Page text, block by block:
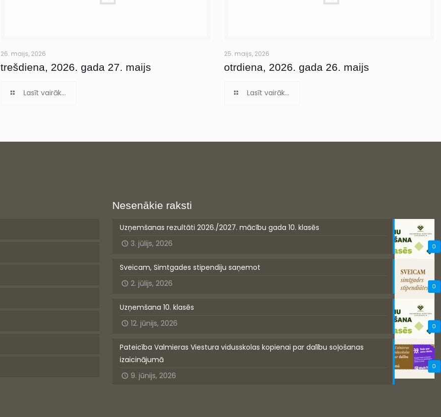
26. maijs, 2026
trešdiena, 2026. gada 27. maijs
Lasīt vairāk...
25. maijs, 2026
otrdiena, 2026. gada 26. maijs
Lasīt vairāk...
Nesenākie raksti
0
Uzņemšanas rezultāti 2026./2027. mācību gada 10. klasēs
3. jūlijs, 2026
0
Sveicam, Simtgades stipendiju saņemot
2. jūlijs, 2026
0
Uzņemšana 10. klasēs
12. jūnijs, 2026
0
Pateicība Valmieras Viestura vidusskolas kopienai par dalību soļošanas
izaicinājumā
9. jūnijs, 2026